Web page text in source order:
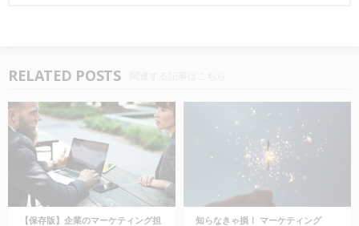
RELATED POSTS
【保存版】企業のマーケティング担
知らなきゃ損！ マーケティング